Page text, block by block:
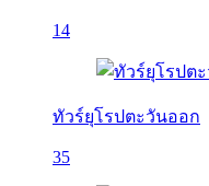
14
ทัวร์ยุโรปตะวันออก
35